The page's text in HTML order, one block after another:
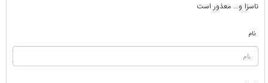
ناسزا و... معذور است
نام